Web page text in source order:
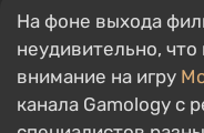
На фоне выхода
неудивительно,
внимание на игру
канала Gamology с